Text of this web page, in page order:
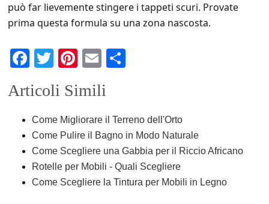
può far lievemente stingere i tappeti scuri. Provate
prima questa formula su una zona nascosta.
F
c
e
b
o
o
k
T
tt
er
Pi
er
e
st
E
ail
di
vi
di
Articoli Simili
Come Migliorare il Terreno dell'Orto
Come Pulire il Bagno in Modo Naturale
Come Scegliere una Gabbia per il Riccio Africano
Rotelle per Mobili - Quali Scegliere
Come Scegliere la Tintura per Mobili in Legno